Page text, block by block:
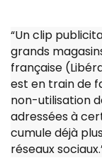
“Un clip
grands
française
est en train de
non-utilisation
adressées à
cumule déjà
réseaux